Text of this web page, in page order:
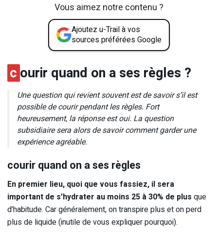
Vous aimez notre contenu ?
Ajoutez u-Trail à vos
sources préférées Google
c ourir quand on a ses règles ?
Une question qui revient souvent est de savoir s’il est
possible de courir pendant les règles. Fort
heureusement, la réponse est oui. La question
subsidiaire sera alors de savoir comment garder une
expérience agréable.
courir quand on a ses règles
En premier lieu, quoi que vous fassiez, il sera
important de s’hydrater au moins 25 à 30% de plus que
d’habitude. Car généralement, on transpire plus et on perd
plus de liquide (inutile de vous expliquer pourquoi).